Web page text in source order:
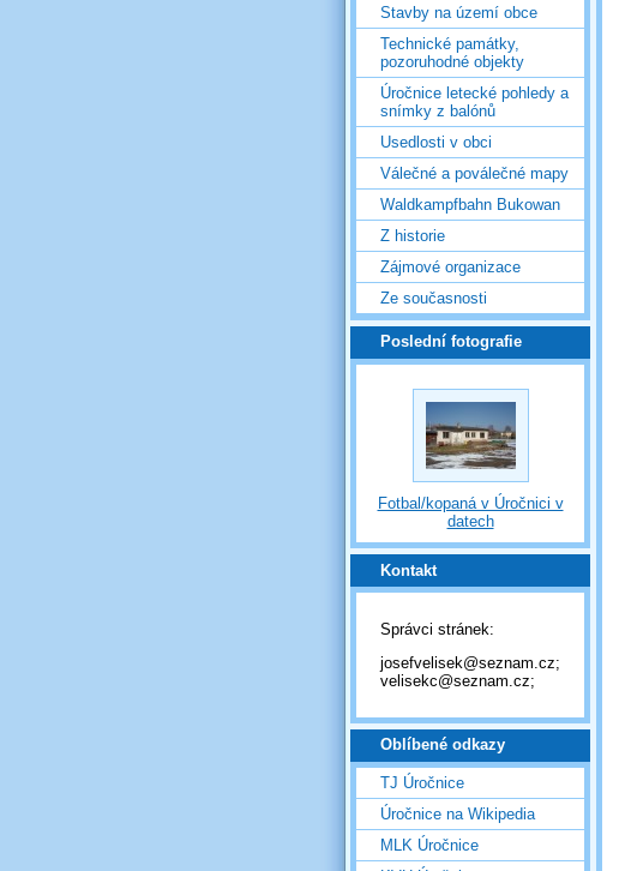
Stavby na území obce
Technické památky,
pozoruhodné objekty
Úročnice letecké pohledy a
snímky z balónů
Usedlosti v obci
Válečné a poválečné mapy
Waldkampfbahn Bukowan
Z historie
Zájmové organizace
Ze současnosti
Poslední fotografie
Fotbal/kopaná v Úročnici v
datech
Kontakt
Správci stránek:
josefvelisek@seznam.cz;
velisekc@seznam.cz;
Oblíbené odkazy
TJ Úročnice
Úročnice na Wikipedia
MLK Úročnice